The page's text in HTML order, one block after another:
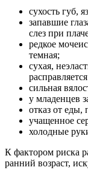
сухость губ,
запавшие
слез при
редкое
темная;
сухая,
сильная
у младенцев
отказ от еды,
учащенное
холодные
К фактором риска
ранний возраст,